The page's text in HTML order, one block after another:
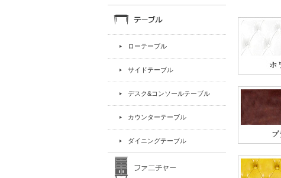
ローテーブル
サイドテーブル
デスク&コンソールテーブル
カウンターテーブル
ダイニングテーブル